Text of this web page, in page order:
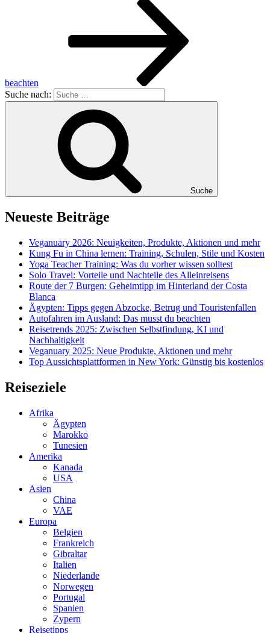
beachten
Suche nach:
Suche
Neueste Beiträge
Veganuary 2026: Neuigkeiten, Produkte, Aktionen und mehr
Kung Fu in China lernen: Training, Schulen, Stile und Kosten
Yoga Teacher Training: Was du vorher wissen solltest
Solo Travel: Vorteile und Nachteile des Alleinreisens
Route der 7 Burgen: Geheimtipp im Hinterland der Costa
Blanca
Ägypten: Tipps gegen Abzocke, Betrug und Touristenfallen
Autofahren im Ausland: Das musst du beachten
Reisetrends 2025: Zwischen Selbstfindung, KI und
Nachhaltigkeit
Veganuary 2025: Neue Produkte, Aktionen und mehr
Top Aussichtsplattformen in New York: Günstig bis kostenlos
Reiseziele
Afrika
Ägypten
Marokko
Tunesien
Amerika
Kanada
USA
Asien
China
VAE
Europa
Belgien
Frankreich
Gibraltar
Italien
Niederlande
Norwegen
Portugal
Spanien
Zypern
Reisetipps